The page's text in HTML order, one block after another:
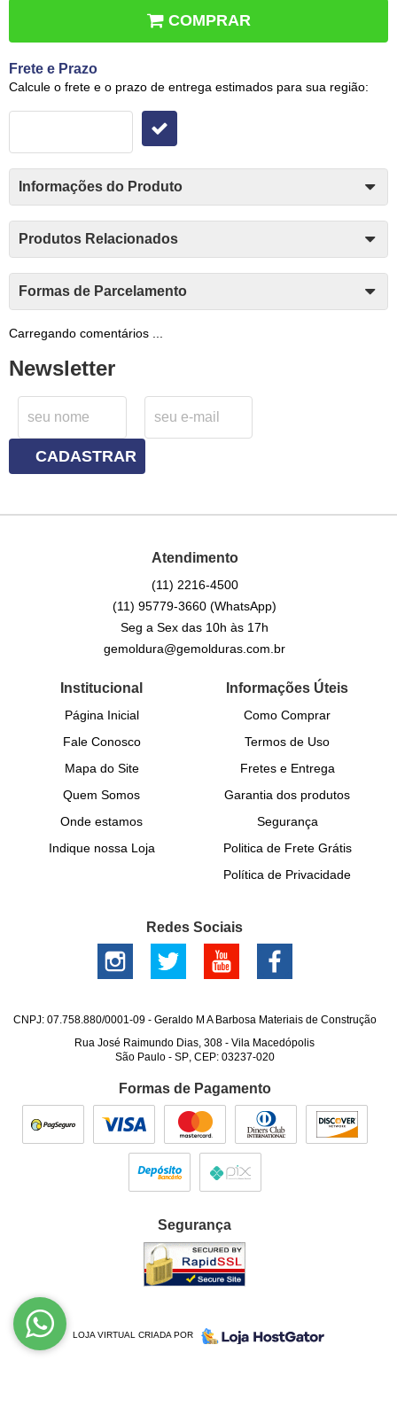
COMPRAR
Frete e Prazo
Calcule o frete e o prazo de entrega estimados para sua região:
Informações do Produto
Produtos Relacionados
Formas de Parcelamento
Carregando comentários ...
Newsletter
CADASTRAR
Atendimento
(11) 2216-4500
(11) 95779-3660(WhatsApp)
Seg a Sex das 10h às 17h
gemoldura@gemolduras.com.br
Institucional
Página Inicial
Fale Conosco
Mapa do Site
Quem Somos
Onde estamos
Indique nossa Loja
Informações Úteis
Como Comprar
Termos de Uso
Fretes e Entrega
Garantia dos produtos
Segurança
Politica de Frete Grátis
Política de Privacidade
Redes Sociais
CNPJ: 07.758.880/0001-09 - Geraldo M A Barbosa Materiais de Construção
Rua José Raimundo Dias, 308 -Vila Macedópolis
São Paulo- SP, CEP: 03237-020
Formas de Pagamento
Segurança
LOJA VIRTUAL CRIADA POR